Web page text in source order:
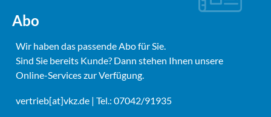
Abo
Wir haben das passende Abo für Sie.
Sind Sie bereits Kunde? Dann stehen Ihnen unsere
Online-Services zur Verfügung.
vertrieb[at]vkz.de | Tel.: 07042/91935